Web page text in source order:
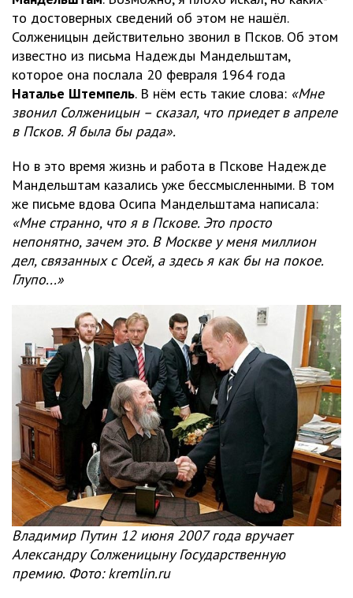
то достоверных сведений об этом не нашёл.
Солженицын действительно звонил в Псков. Об этом
известно из письма Надежды Мандельштам,
которое она послала 20 февраля 1964 года
Наталье Штемпель. В нём есть такие слова: «Мне
звонил Солженицын – сказал, что приедет в апреле
в Псков. Я была бы рада».
Но в это время жизнь и работа в Пскове Надежде
Мандельштам казались уже бессмысленными. В том
же письме вдова Осипа Мандельштама написала:
«Мне странно, что я в Пскове. Это просто
непонятно, зачем это. В Москве у меня миллион
дел, связанных с Осей, а здесь я как бы на покое.
Глупо...»
Владимир Путин 12 июня 2007 года вручает
Александру Солженицыну Государственную
премию. Фото: kremlin.ru